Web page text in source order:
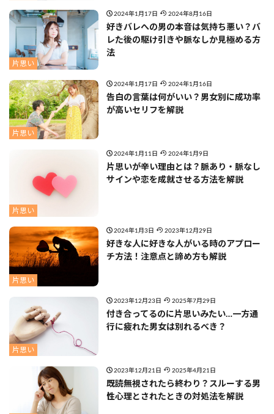
片思い
2024年1月17日 2024年8月16日
好きバレへの男の本音は気持ち悪い？バ
レた後の駆け引きや脈なしか見極める方
法
片思い
2024年1月17日 2024年1月16日
告白の言葉は何がいい？男女別に成功率
が高いセリフを解説
片思い
2024年1月11日 2024年1月9日
片思いが辛い理由とは？脈あり・脈なし
サインや恋を成就させる方法を解説
片思い
2024年1月3日 2023年12月29日
好きな人に好きな人がいる時のアプロー
チ方法！注意点と諦め方も解説
片思い
2023年12月23日 2025年7月29日
付き合ってるのに片思いみたい…一方通
行に疲れた男女は別れるべき？
2023年12月21日 2025年4月21日
既読無視されたら終わり？スルーする男
性心理とされたときの対処法を解説